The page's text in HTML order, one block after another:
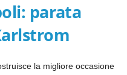
parata
la migliore occasione